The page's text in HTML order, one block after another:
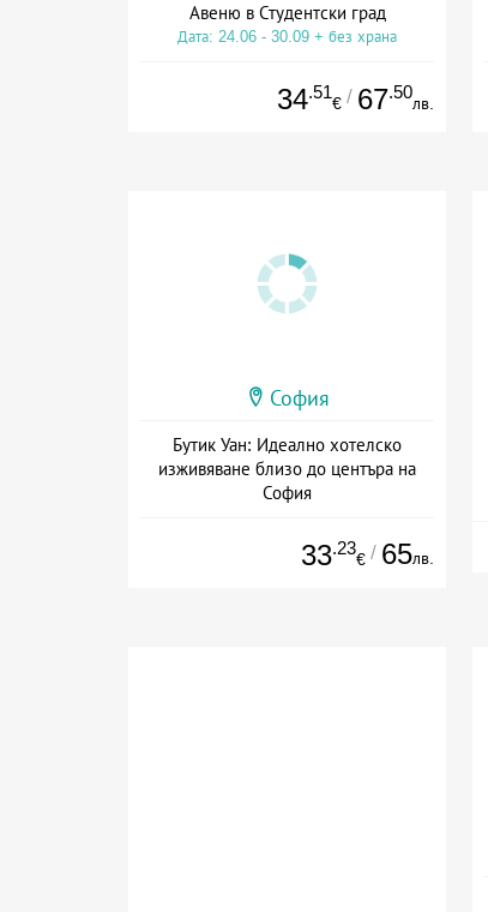
Авеню в Студентски град
Дата: 24.06 - 30.09 + без храна
34.51
€ / 67.50
лв.
София
Бутик Уан: Идеално хотелско
изживяване близо до центъра на
София
33.23
€ / 65лв.